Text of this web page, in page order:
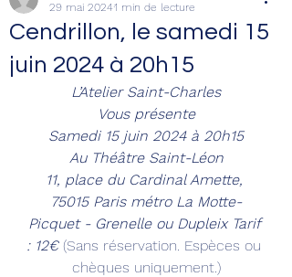
Cendrillon, le samedi 15
juin 2024 à 20h15
29 mai 20241 min de lecture
L’Atelier Saint-Charles
Vous présente
Samedi 15 juin 2024 à 20h15
Au Théâtre Saint-Léon
11, place du Cardinal Amette,
75015 Paris métro La Motte-
Picquet - Grenelle ou Dupleix Tarif
: 12€ (Sans réservation. Espèces ou
chèques uniquement.)